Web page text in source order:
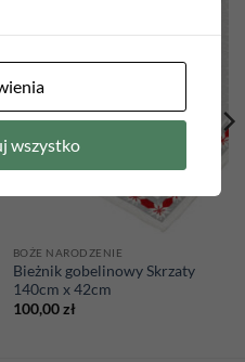
BOŻE NARODZENIE
Bieżnik gobelinowy Skrzaty
140cm x 42cm
100,00zł
wszystko